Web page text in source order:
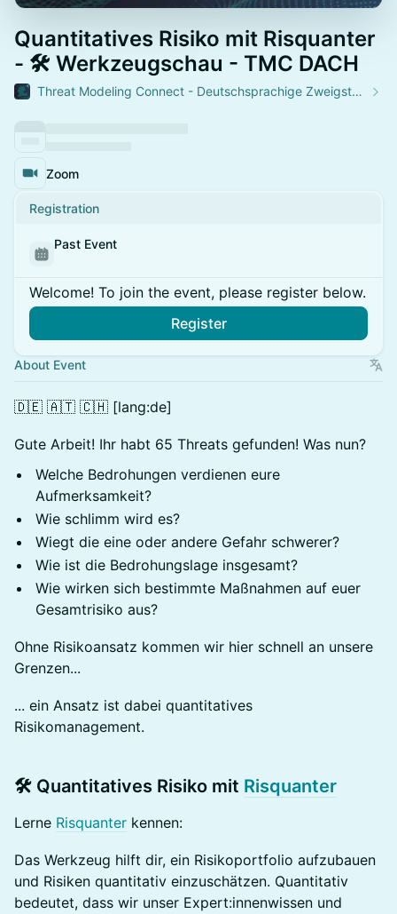
Quantitatives Risiko mit Risquanter
- 🛠️ Werkzeugschau - TMC DACH
Threat Modeling Connect - Deutschsprachige Zweigstelle
Zoom
Registration
Past Event
Welcome! To join the event, please register below.
Register
About Event
🇩🇪 🇦🇹 🇨🇭 [lang:de]
Gute Arbeit! Ihr habt 65 Threats gefunden! Was nun?
Welche Bedrohungen verdienen eure
Aufmerksamkeit?
Wie schlimm wird es?
Wiegt die eine oder andere Gefahr schwerer?
Wie ist die Bedrohungslage insgesamt?
Wie wirken sich bestimmte Maßnahmen auf euer
Gesamtrisiko aus?
Ohne Risikoansatz kommen wir hier schnell an unsere
Grenzen...
... ein Ansatz ist dabei quantitatives
Risikomanagement.
🛠️ Quantitatives Risiko mit Risquanter
Lerne Risquanter kennen:
Das Werkzeug hilft dir, ein Risikoportfolio aufzubauen
und Risiken quantitativ einzuschätzen. Quantitativ
bedeutet, dass wir unser Expert:innenwissen und